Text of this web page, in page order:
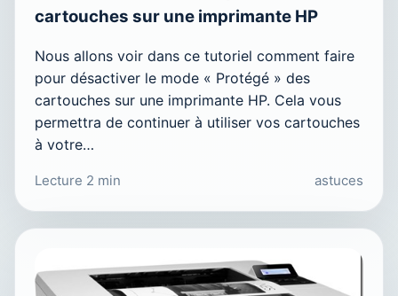
cartouches sur une imprimante HP
Nous allons voir dans ce tutoriel comment faire
pour désactiver le mode « Protégé » des
cartouches sur une imprimante HP. Cela vous
permettra de continuer à utiliser vos cartouches
à votre…
Lecture 2 min astuces